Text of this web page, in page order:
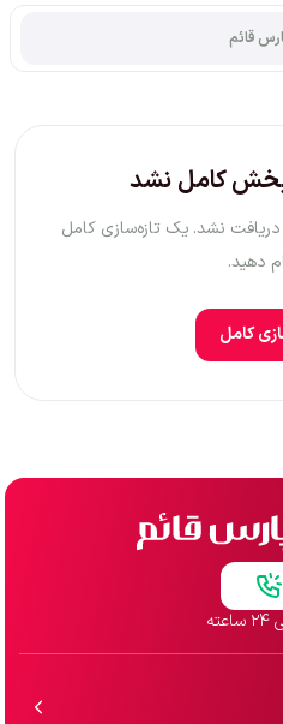
بخش کامل نشد
نشد. یک تازه‌سازی کامل
دهید.
کامل